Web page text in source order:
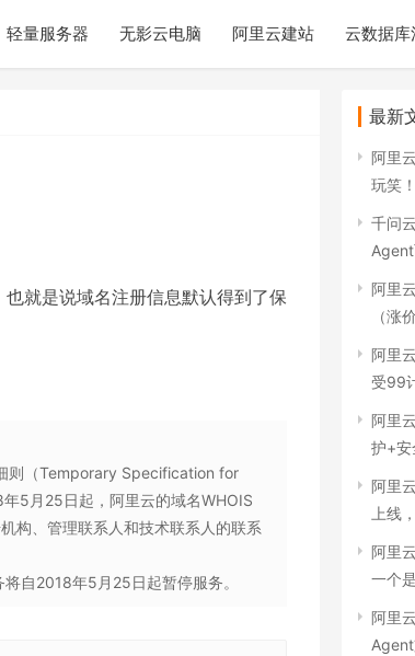
轻量服务器 无影云电脑 阿里云建站 云数据库
就是说域名注册信息默认得到了保
则（Temporary Specification for
5月25日起，阿里云的域名WHOIS
构、管理联系人和技术联系人的联系
自2018年5月25日起暂停服务。
最新
阿里
玩笑！
千问
Agent
阿里
（涨
阿里
受99
阿里
护+安
阿里
上线
阿里
一个
阿里